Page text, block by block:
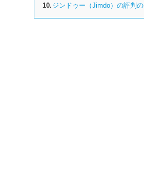
10.ジンドゥー（Jimdo）の評判